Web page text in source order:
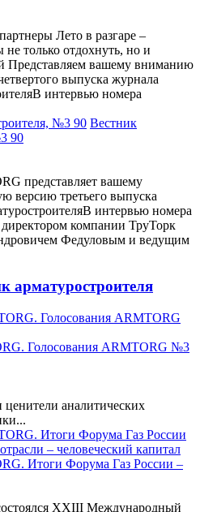
Лето в разгаре –
только отдохнуть, но и
Представляем вашему вниманию
выпуска журнала
интервью номера
Вестник
90
представляет вашему
версию третьего выпуска
интервью номера
директором компании ТруТорк
Федуловым и ведущим
арматуростроителя
Голосования ARMTORG №3
аналитических
Итоги Форума Газ России –
XXIII Международный